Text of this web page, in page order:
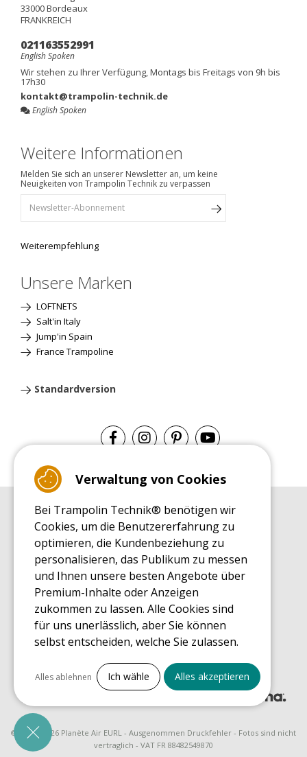
33000Bordeaux
FRANKREICH
021163552991
English Spoken
Wir stehen zu Ihrer Verfügung, Montags bis Freitags von 9h bis
17h30
kontakt@trampolin-technik.de
English Spoken
Weitere Informationen
Melden Sie sich an unserer Newsletter an, um keine
Neuigkeiten von Trampolin Technik zu verpassen
Weiterempfehlung
Unsere Marken
LOFTNETS
Salt'in Italy
Jump'in Spain
France Trampoline
Standardversion
EINKAUFSRATGEBER
Einkaufsratgeber
MONTAGE RATGEBER
Montagehinweise für ein Freizeit Trampolin
PFLEGERATGEBER
Pflegeratgeber für Ihr Freizeit Trampolin
ENDECKUNGSTOUR
Was Sie über Freizeit Trampoline wissen sollten
EINKAUFSRATGEBER FÜR ERSATZTEILE
© 2008 - 2026 Planète Air EURL - Ausgenommen Druckfehler - Fotos sind nicht
vertraglich - VAT FR 88482549870
Verwaltung von Cookies
Bei Trampolin Technik® benötigen wir
Cookies, um die Benutzererfahrung zu
optimieren, die Kundenbeziehung zu
personalisieren, das Publikum zu messen
und Ihnen unsere besten Angebote über
Premium-Inhalte oder Anzeigen
zukommen zu lassen. Alle Cookies sind
für uns unerlässlich, aber Sie können
selbst entscheiden, welche Sie zulassen.
Alles ankreuzen
Notwendige Cookies
Für den Betrieb der Website erforderlich
Alles ablehnen Ich wähle Alles akzeptieren